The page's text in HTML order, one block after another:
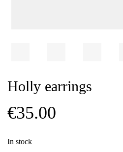
Holly earrings
€35.00
In stock